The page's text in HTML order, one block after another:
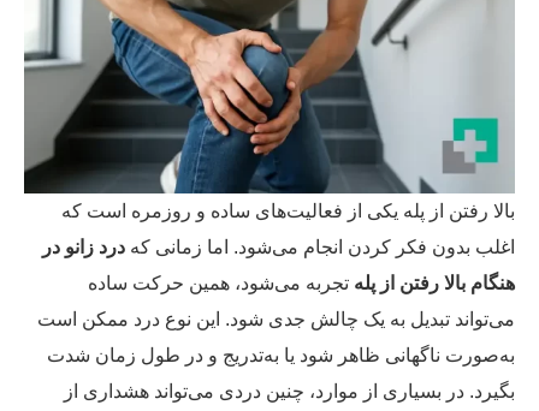
رفتن از پله یکی از فعالیت‌های ساده و روزمره است که
بدون فکر کردن انجام می‌شود. اما زمانی که درد زانو در
بالا رفتن از پله تجربه می‌شود، همین حرکت ساده
تبدیل به یک چالش جدی شود. این نوع درد ممکن است
ناگهانی ظاهر شود یا به‌تدریج و در طول زمان شدت
در بسیاری از موارد، چنین دردی می‌تواند هشداری از